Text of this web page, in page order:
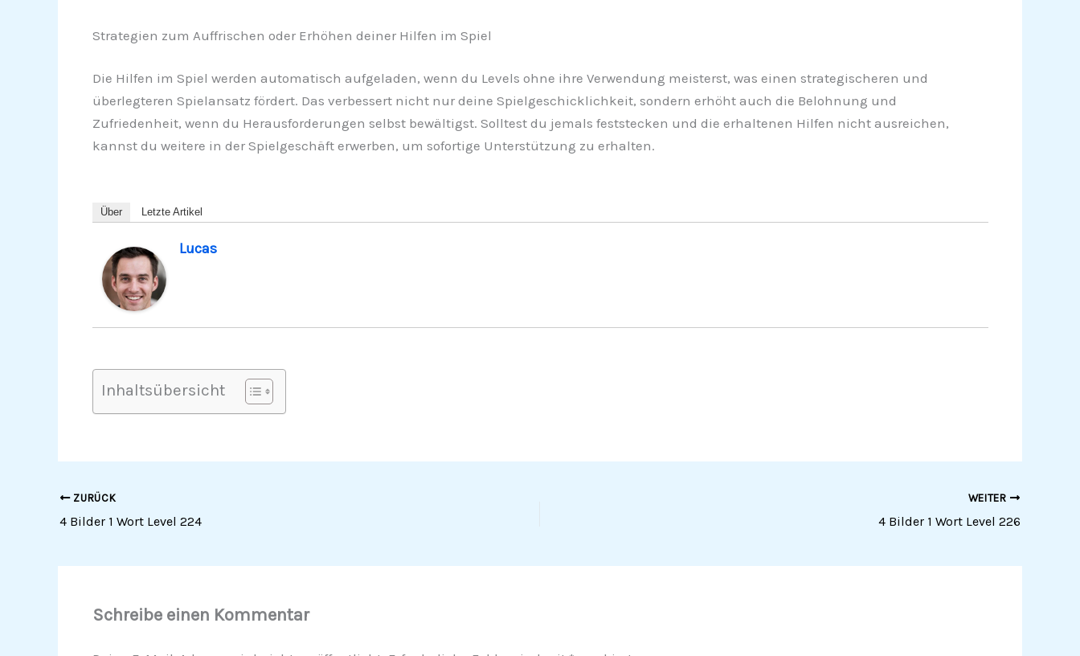
Strategien zum Auffrischen oder Erhöhen deiner Hilfen im Spiel
Die Hilfen im Spiel werden automatisch aufgeladen, wenn du Levels ohne ihre Verwendung meisterst, was einen strategischeren und
überlegteren Spielansatz fördert. Das verbessert nicht nur deine Spielgeschicklichkeit, sondern erhöht auch die Belohnung und
Zufriedenheit, wenn du Herausforderungen selbst bewältigst. Solltest du jemals feststecken und die erhaltenen Hilfen nicht ausreichen,
kannst du weitere in der Spielgeschäft erwerben, um sofortige Unterstützung zu erhalten.
Über Letzte Artikel
Lucas
Inhaltsübersicht
ZURÜCK
4 Bilder 1 Wort Level 224
WEITER
4 Bilder 1 Wort Level 226
Schreibe einen Kommentar